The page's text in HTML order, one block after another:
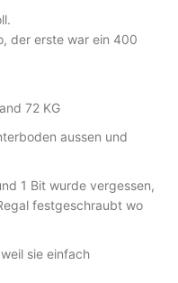
der erste war ein 400
72 KG
aussen und
1 Bit wurde vergessen,
festgeschraubt wo
sie einfach